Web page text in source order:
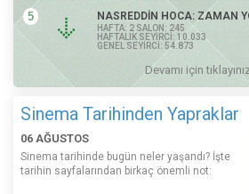
5 NASREDDİN HOCA: ZAMAN
HAFTA: 2 SALON: 245
HAFTALIK SEYİRCİ: 10.033
GENEL SEYİRCİ: 54.873
Devamı için
Sinema Tarihinden Yapraklar
06 AĞUSTOS
Sinema tarihinde bugün neler yaşandı? İşte
tarihin sayfalarından birkaç önemli not: